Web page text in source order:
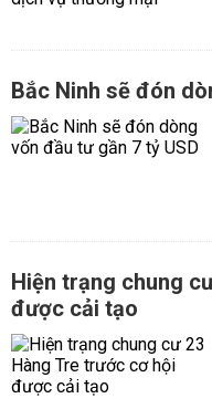
Bắc Ninh sẽ đón
Hiện trạng chung
được cải tạo